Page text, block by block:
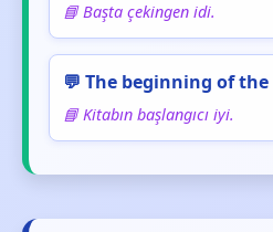
📘 Başta çekingen idi.
💬 The beginning of
📘 Kitabın başlangıcı iyi.